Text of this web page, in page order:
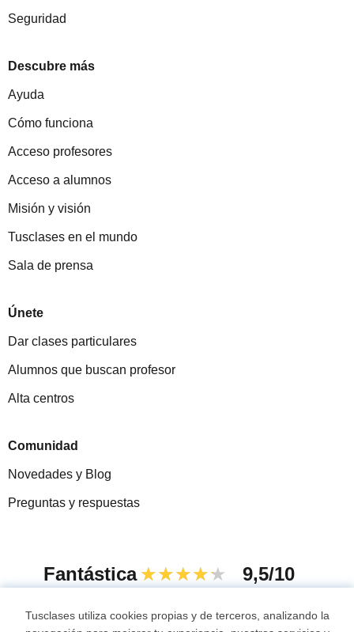
Seguridad
Descubre más
Ayuda
Cómo funciona
Acceso profesores
Acceso a alumnos
Misión y visión
Tusclases en el mundo
Sala de prensa
Únete
Dar clases particulares
Alumnos que buscan profesor
Alta centros
Comunidad
Novedades y Blog
Preguntas y respuestas
Fantástica ★★★★★ 9,5/10
Tusclases utiliza cookies propias y de terceros, analizando la